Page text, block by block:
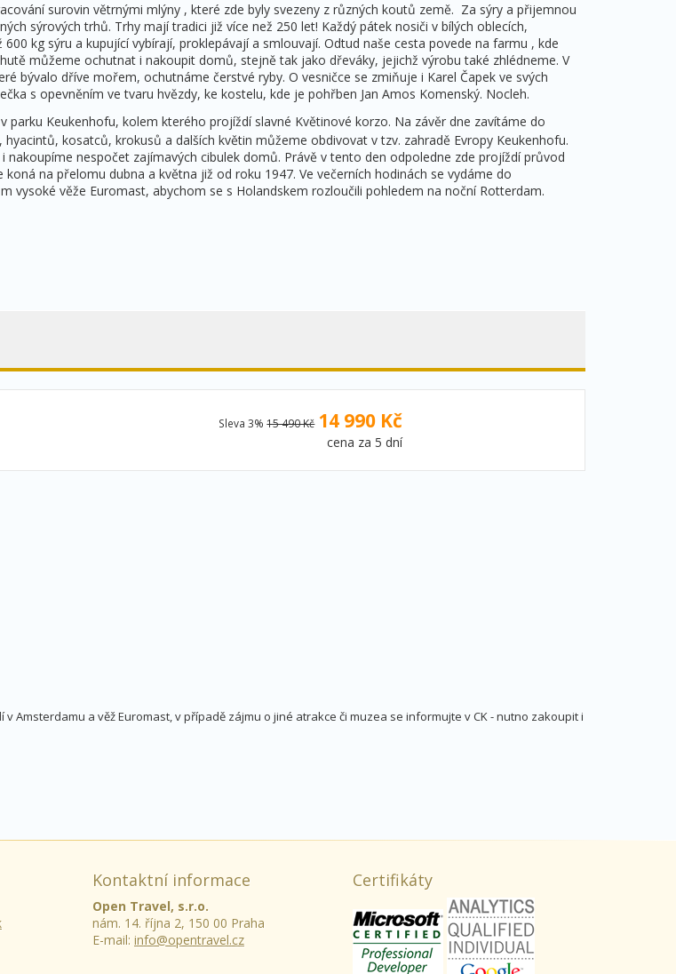
surovin větrnými mlýny , které zde byly svezeny z různých koutů země. Za sýry a přijemnou
sýrových trhů. Trhy mají tradici již více než 250 let! Každý pátek nosiči v bílých oblecích,
kg sýru a kupující vybírají, proklepávají a smlouvají. Odtud naše cesta povede na farmu , kde
můžeme ochutnat i nakoupit domů, stejně tak jako dřeváky, jejichž výrobu také zhlédneme. V
bývalo dříve mořem, ochutnáme čerstvé ryby. O vesničce se zmiňuje i Karel Čapek ve svých
s opevněním ve tvaru hvězdy, ke kostelu, kde je pohřben Jan Amos Komenský. Nocleh.
Keukenhofu, kolem kterého projíždí slavné Květinové korzo. Na závěr dne zavítáme do
kosatců, krokusů a dalších květin můžeme obdivovat v tzv. zahradě Evropy Keukenhofu.
nespočet zajímavých cibulek domů. Právě v tento den odpoledne zde projíždí průvod
na přelomu dubna a května již od roku 1947. Ve večerních hodinách se vydáme do
vysoké věže Euromast, abychom se s Holandskem rozloučili pohledem na noční Rotterdam.
Sleva 3%15 490 Kč 14 990 Kč
cena za 5 dní
Amsterdamu a věž Euromast, v případě zájmu o jiné atrakce či muzea se informujte v CK - nutno zakoupit i
Kontaktní informace
Open Travel, s.r.o.
nám. 14. října 2, 150 00 Praha
E-mail: info@opentravel.cz
Certifikáty